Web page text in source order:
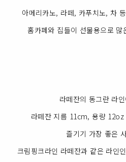
아메리카노, 라떼, 카푸치노, 차
홈카페와 집들이 선물용으로
라떼잔의 동그란 라
라떼잔 지름 11cm, 용량 12oz
즐기기 가장 좋은
크림핑크라인 라떼잔과 같은 라인